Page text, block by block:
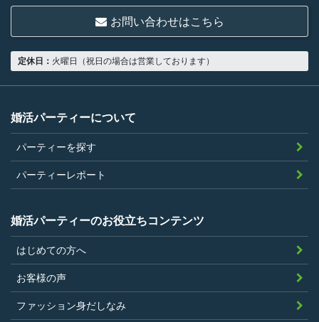
18歳以上の独身者であること
男性は収入があること
当社の指定する環境でサービスを利用で
当社が企画するパーティープランに設定
されている年齢条件にあてはまっている
こと。
参加条件があり証明書が必要なパーティ
ーは、その条件にあてはまっており且つ
弊社が希望する証明書を持参できるこ
過去に、当社運営サービスにおいて、不
正行為、ストーカー行為、クレジットカ
ードの不正利用その他問題のある行為を
したことがないこと
お問い合わせはこちら
定休日： 火曜日（祝日の場合は営業しております）
婚活パーティーについて
パーティーを探す
パーティーレポート
婚活パーティーのお役立ちコンテンツ
はじめての方へ
お客様の声
ファッション身だしなみ